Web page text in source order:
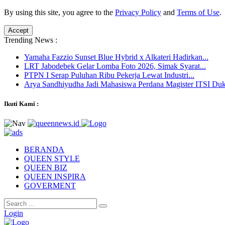
By using this site, you agree to the Privacy Policy and Terms of Use.
Accept
Trending News :
Yamaha Fazzio Sunset Blue Hybrid x Alkateri Hadirkan...
LRT Jabodebek Gelar Lomba Foto 2026, Simak Syarat...
PTPN I Serap Puluhan Ribu Pekerja Lewat Industri...
Arya Sandhiyudha Jadi Mahasiswa Perdana Magister ITSI
Ikuti Kami :
BERANDA
QUEEN STYLE
QUEEN BIZ
QUEEN INSPIRA
GOVERMENT
Login